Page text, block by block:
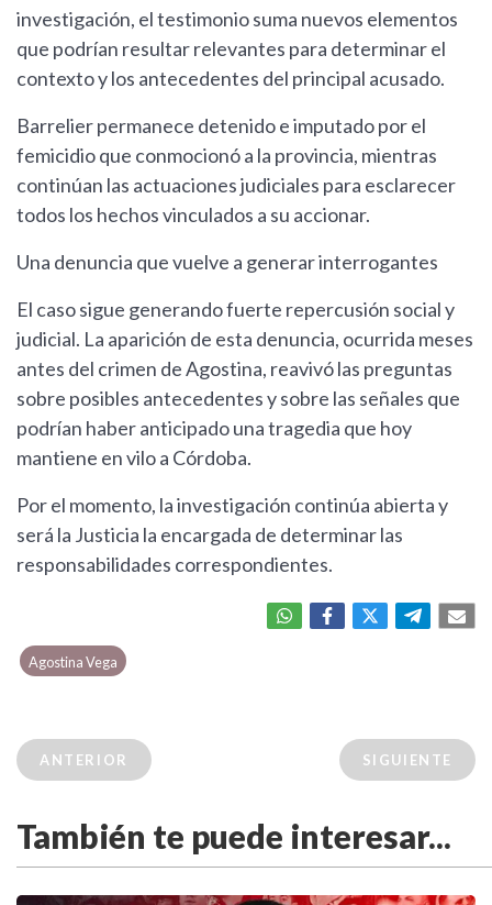
investigación, el testimonio suma nuevos elementos
que podrían resultar relevantes para determinar el
contexto y los antecedentes del principal acusado.
Barrelier permanece detenido e imputado por el
femicidio que conmocionó a la provincia, mientras
continúan las actuaciones judiciales para esclarecer
todos los hechos vinculados a su accionar.
Una denuncia que vuelve a generar interrogantes
El caso sigue generando fuerte repercusión social y
judicial. La aparición de esta denuncia, ocurrida meses
antes del crimen de Agostina, reavivó las preguntas
sobre posibles antecedentes y sobre las señales que
podrían haber anticipado una tragedia que hoy
mantiene en vilo a Córdoba.
Por el momento, la investigación continúa abierta y
será la Justicia la encargada de determinar las
responsabilidades correspondientes.
Agostina Vega
ANTERIOR SIGUIENTE
También te puede interesar...